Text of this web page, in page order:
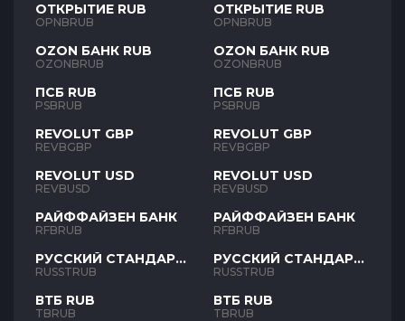
ОТКРЫТИЕ RUB
OPNBRUB
OZON БАНК RUB
OZONBRUB
ПСБ RUB
PSBRUB
REVOLUT GBP
REVBGBP
REVOLUT USD
REVBUSD
РАЙФФАЙЗЕН БАНК
RFBRUB
РУССКИЙ СТАНДАРТ
RUB
RUSSTRUB
ВТБ RUB
TBRUB
ОТКРЫТИЕ RUB
OPNBRUB
OZON БАНК RUB
OZONBRUB
ПСБ RUB
PSBRUB
REVOLUT GBP
REVBGBP
REVOLUT USD
REVBUSD
РАЙФФАЙЗЕН БАНК
RFBRUB
РУССКИЙ СТАНДАРТ
RUB
RUSSTRUB
ВТБ RUB
TBRUB